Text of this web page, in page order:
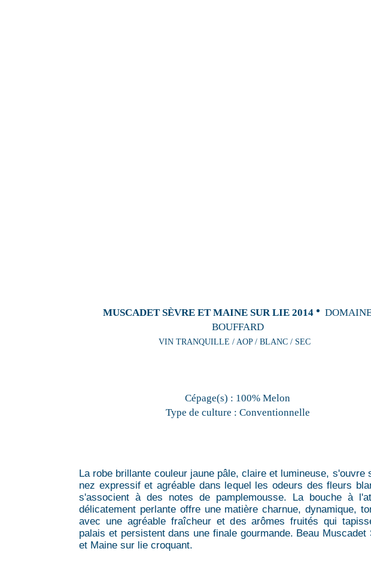
MUSCADET SÈVRE ET MAINE SUR LIE 2014
BOUFFARD
VIN TRANQUILLE / AOP / BLANC / SEC
Cépage(s) : 100% Melon
Type de culture : Conventionnelle
La robe brillante couleur jaune pâle, claire et lumineuse, s'ouvre
nez expressif et agréable dans lequel les odeurs des fleurs
s'associent à des notes de pamplemousse. La bouche à
délicatement perlante offre une matière charnue, dynamique,
avec une agréable fraîcheur et des arômes fruités qui
palais et persistent dans une finale gourmande. Beau Muscadet
et Maine sur lie croquant.